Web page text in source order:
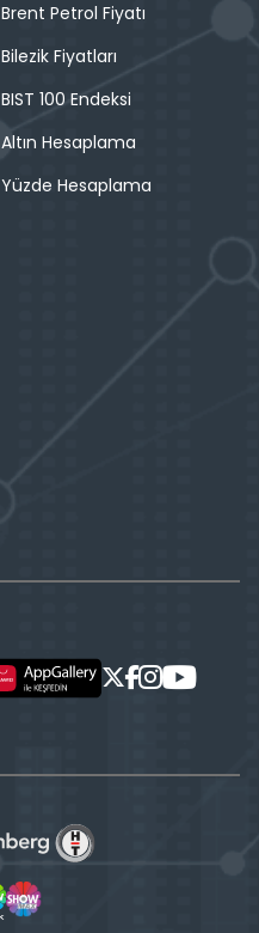
Brent Petrol Fiyatı
Bilezik Fiyatları
BIST 100 Endeksi
Altın Hesaplama
Yüzde Hesaplama